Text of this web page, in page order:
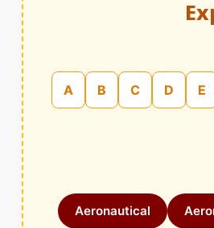
A B C D E
Aeronautical